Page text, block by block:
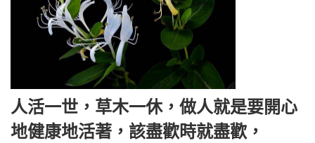
人活一世，草木一休，做人就是要開心
地健康地活著，該盡歡時就盡歡，